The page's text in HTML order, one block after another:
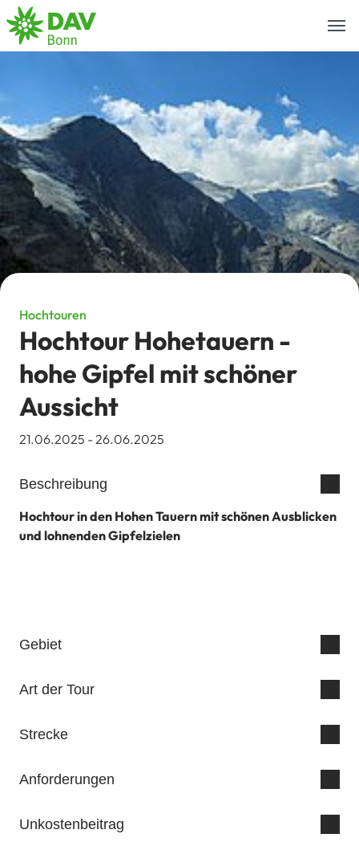
Hochtouren
Hochtour Hohetauern -
hohe Gipfel mit schöner
Aussicht
21.06.2025 - 26.06.2025
Beschreibung
Hochtour in den Hohen Tauern mit schönen Ausblicken
und lohnenden Gipfelzielen
Gebiet
Art der Tour
Strecke
Anforderungen
Unkostenbeitrag